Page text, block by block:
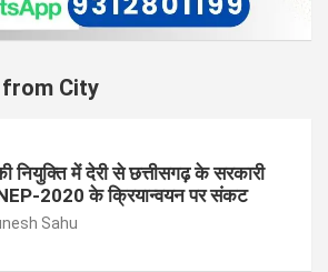
from City
नियुक्ति में देरी से छत्तीसगढ़ के सरकारी
2020 के क्रियान्वयन पर संकट
Sahu